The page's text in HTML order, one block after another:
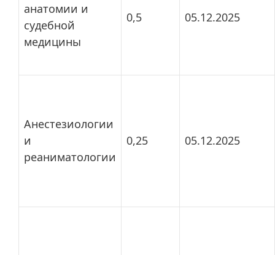
анатомии и
судебной
медицины
0,5 05.12.2025
Анестезиологии
и
реаниматологии
0,25 05.12.2025